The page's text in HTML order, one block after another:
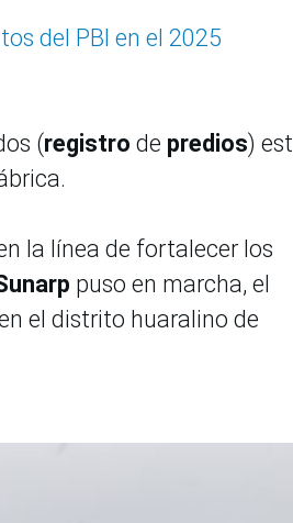
del PBI en el 2025
(registro de predios)
la línea de fortalecer los
puso en marcha, el
el distrito huaralino de